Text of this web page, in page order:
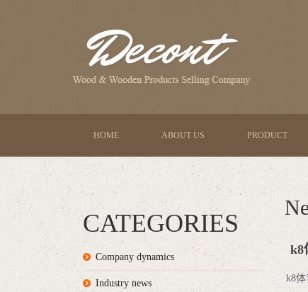
HOME ABOUT US PRODUCT
k8
k8体
CATEGORIES
Company dynamics
Industry news